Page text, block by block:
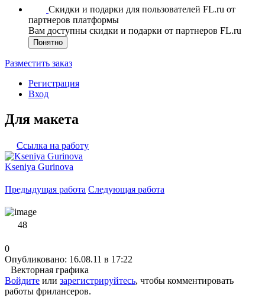
Скидки и подарки для пользователей FL.ru от
партнеров платформы
Вам доступны скидки и подарки от партнеров FL.ru
Понятно
Разместить заказ
Регистрация
Вход
Для макета
Ссылка на работу
Kseniya Gurinova
Предыдущая работа Следующая работа
48
0
Опубликовано: 16.08.11 в 17:22
Векторная графика
Войдите или зарегистрируйтесь, чтобы комментировать
работы фрилансеров.